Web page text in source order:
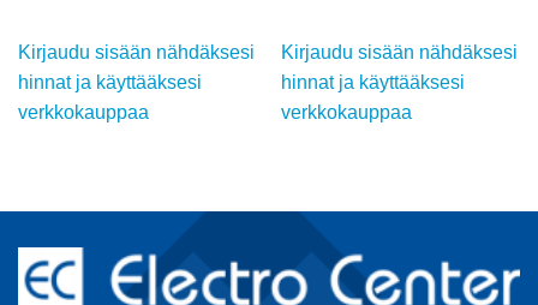
Kirjaudu sisään nähdäksesi
hinnat ja käyttääksesi
verkkokauppaa
Kirjaudu sisään nähdäksesi
hinnat ja käyttääksesi
verkkokauppaa